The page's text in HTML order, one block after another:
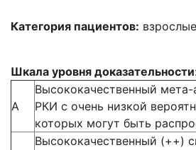
Категория пациентов:
Шкала уровня доказательности
А
Высококачественный
РКИ с очень низкой
которых могут быть
Высококачественный (++)